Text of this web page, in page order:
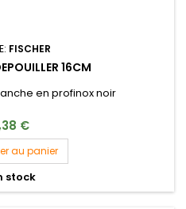
FISCHER
16CM
en profinox noir
€
au panier
stock